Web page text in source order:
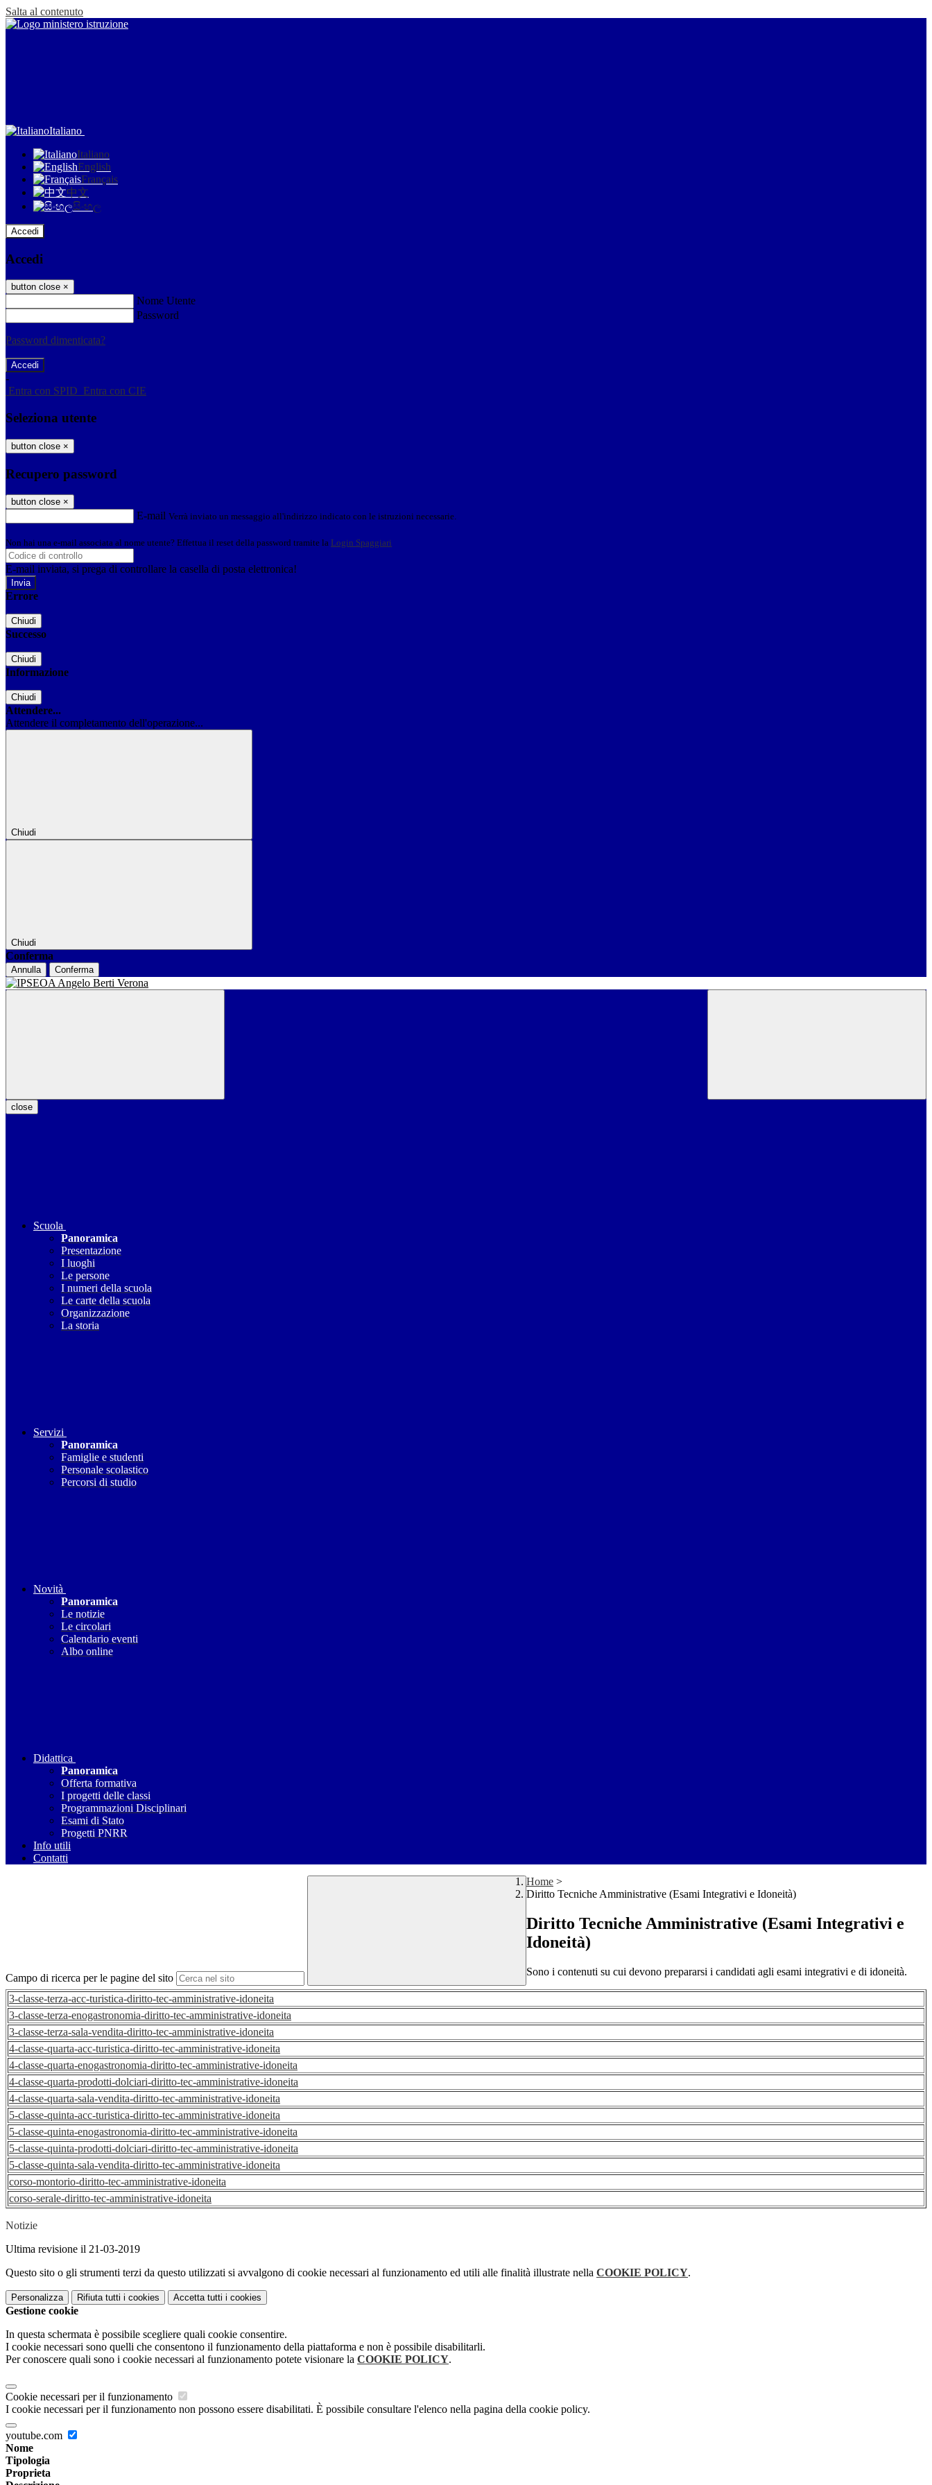
Salta al contenuto
Italiano
Italiano
English
Français
中文
සිංහල
Accedi
Accedi
button close ×
Nome Utente
Password
Password dimenticata?
-
Entra con SPID Entra con CIE
Seleziona utente
button close ×
Recupero password
button close ×
E-mail Verrà inviato un messaggio all'indirizzo indicato con le istruzioni necessarie.
Non hai una e-mail associata al nome utente? Effettua il reset della password tramite la Login Spaggiari
E-mail inviata, si prega di controllare la casella di posta elettronica!
Errore
Chiudi
Successo
Chiudi
Informazione
Chiudi
Attendere...
Attendere il completamento dell'operazione...
Chiudi
Chiudi
Conferma
Annulla Conferma
close
Scuola
Panoramica
Presentazione
I luoghi
Le persone
I numeri della scuola
Le carte della scuola
Organizzazione
La storia
Servizi
Panoramica
Famiglie e studenti
Personale scolastico
Percorsi di studio
Novità
Panoramica
Le notizie
Le circolari
Calendario eventi
Albo online
Didattica
Panoramica
Offerta formativa
I progetti delle classi
Programmazioni Disciplinari
Esami di Stato
Progetti PNRR
Info utili
Contatti
Campo di ricerca per le pagine del sito
Home >
Diritto Tecniche Amministrative (Esami Integrativi e Idoneità)
Diritto Tecniche Amministrative (Esami Integrativi e
Idoneità)
Sono i contenuti su cui devono prepararsi i candidati agli esami integrativi e di idoneità.
3-classe-terza-acc-turistica-diritto-tec-amministrative-idoneita
3-classe-terza-enogastronomia-diritto-tec-amministrative-idoneita
3-classe-terza-sala-vendita-diritto-tec-amministrative-idoneita
4-classe-quarta-acc-turistica-diritto-tec-amministrative-idoneita
4-classe-quarta-enogastronomia-diritto-tec-amministrative-idoneita
4-classe-quarta-prodotti-dolciari-diritto-tec-amministrative-idoneita
4-classe-quarta-sala-vendita-diritto-tec-amministrative-idoneita
5-classe-quinta-acc-turistica-diritto-tec-amministrative-idoneita
5-classe-quinta-enogastronomia-diritto-tec-amministrative-idoneita
5-classe-quinta-prodotti-dolciari-diritto-tec-amministrative-idoneita
5-classe-quinta-sala-vendita-diritto-tec-amministrative-idoneita
corso-montorio-diritto-tec-amministrative-idoneita
corso-serale-diritto-tec-amministrative-idoneita
Notizie
Ultima revisione il 21-03-2019
Questo sito o gli strumenti terzi da questo utilizzati si avvalgono di cookie necessari al funzionamento ed utili alle finalità illustrate nella COOKIE POLICY.
Personalizza Rifiuta tutti i cookies Accetta tutti i cookies
Gestione cookie
In questa schermata è possibile scegliere quali cookie consentire.
I cookie necessari sono quelli che consentono il funzionamento della piattaforma e non è possibile disabilitarli.
Per conoscere quali sono i cookie necessari al funzionamento potete visionare la COOKIE POLICY.
Cookie necessari per il funzionamento
I cookie necessari per il funzionamento non possono essere disabilitati. È possibile consultare l'elenco nella pagina della cookie policy.
youtube.com
Nome
Tipologia
Proprieta